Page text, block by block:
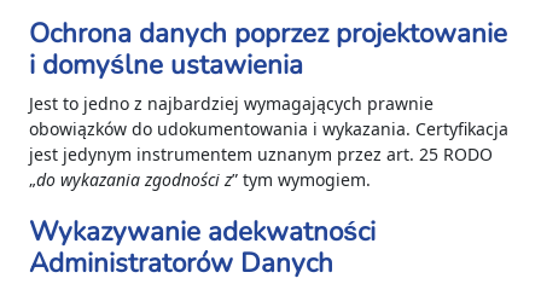
Ochrona danych poprzez projektowanie
i domyślne ustawienia
Jest to jedno z najbardziej wymagających prawnie
obowiązków do udokumentowania i wykazania. Certyfikacja
jest jedynym instrumentem uznanym przez art. 25 RODO
„do wykazania zgodności z” tym wymogiem.
Wykazywanie adekwatności
Administratorów Danych